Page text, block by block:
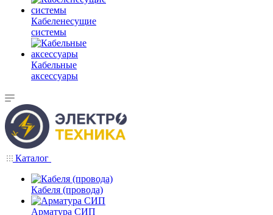
Кабеленесущие
системы
Кабельные
аксессуары
Каталог
Кабеля (провода)
Арматура СИП